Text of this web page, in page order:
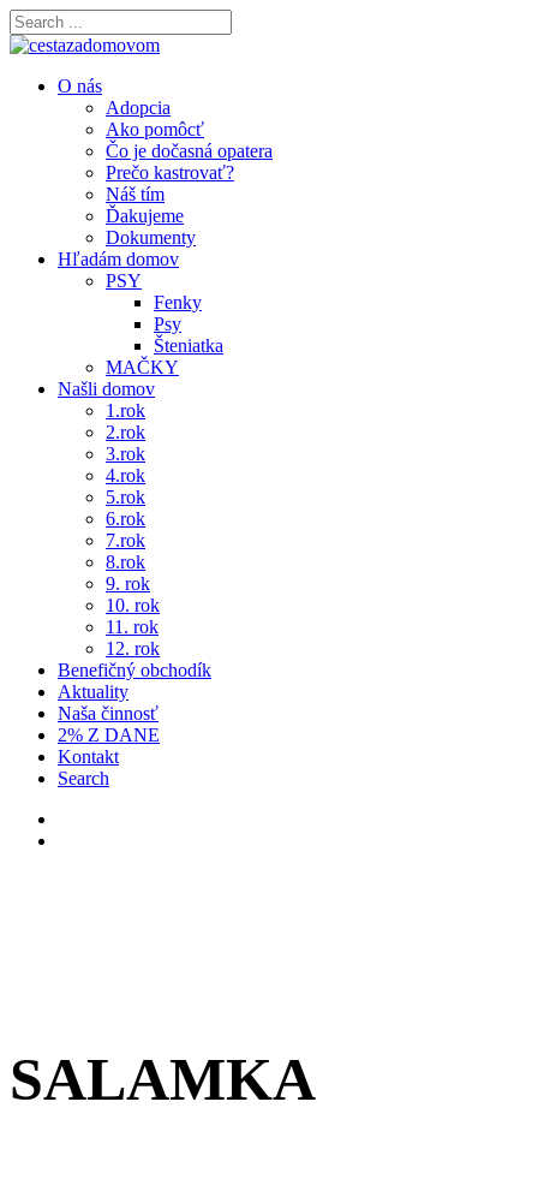
O nás
Adopcia
Ako pomôcť
Čo je dočasná opatera
Prečo kastrovať?
Náš tím
Ďakujeme
Dokumenty
Hľadám domov
PSY
Fenky
Psy
Šteniatka
MAČKY
Našli domov
1.rok
2.rok
3.rok
4.rok
5.rok
6.rok
7.rok
8.rok
9. rok
10. rok
11. rok
12. rok
Benefičný obchodík
Aktuality
Naša činnosť
2% Z DANE
Kontakt
Search
SALAMKA